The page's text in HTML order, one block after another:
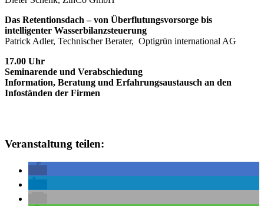
Das Retentionsdach – von Überflutungsvorsorge bis
intelligenter Wasserbilanzsteuerung
Patrick Adler, Technischer Berater, Optigrün international AG
17.00 Uhr
Seminarende und Verabschiedung
Information, Beratung und Erfahrungsaustausch an den
Infoständen der Firmen
Veranstaltung teilen: